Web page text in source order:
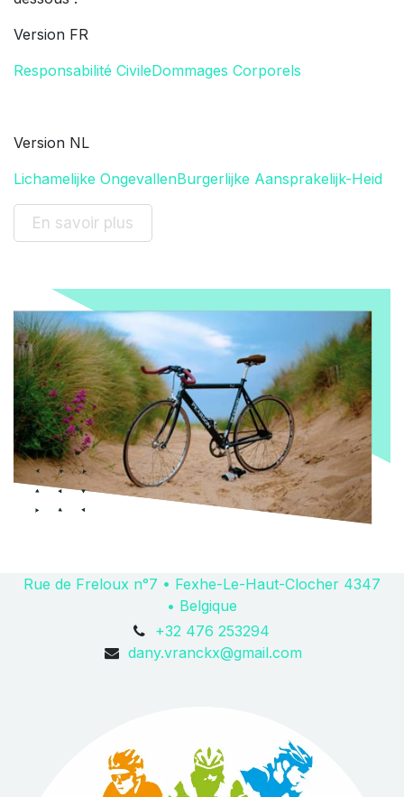
Version FR
Responsabilité CivileDommages Corporels
Version NL
Lichamelijke OngevallenBurgerlijke Aansprakelijk-Heid
En savoir plus
Rue de Freloux n°7 • Fexhe-Le-Haut-Clocher 4347
• Belgique
+32 476 253294
dany.vranckx@gmail.com